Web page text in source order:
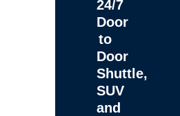
24/7
Door
to
Door
Shuttle,
SUV
and